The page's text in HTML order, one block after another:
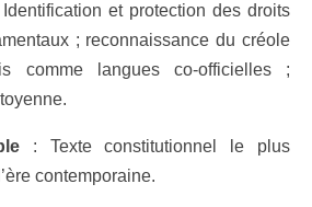
Identification et protection des droits
; reconnaissance du créole
comme langues co-officielles ;
: Texte constitutionnel le plus
contemporaine.